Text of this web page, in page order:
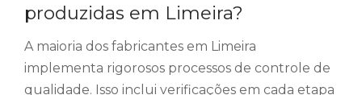
produzidas em Limeira?
A maioria dos fabricantes em Limeira
implementa rigorosos processos de controle de
qualidade. Isso inclui verificações em cada etapa